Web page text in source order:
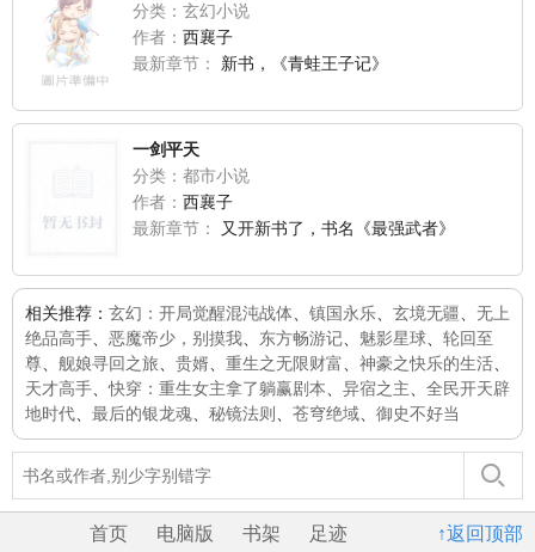
分类：玄幻小说
作者： 西襄子
最新章节：
新书，《青蛙王子记》
一剑平天
分类：都市小说
作者： 西襄子
最新章节：
又开新书了，书名《最强武者》
相关推荐： 玄幻：开局觉醒混沌战体 镇国永乐 玄境无疆
无上
绝品高手
恶魔帝少，别摸我 东方畅游记 魅影星球
轮回至
尊
舰娘寻回之旅 贵婿 重生之无限财富 神豪之快乐的生活
天才高手 、快穿：重生女主拿了躺赢剧本 异宿之主
全民开天辟
地时代
最后的银龙魂 秘镜法则 苍穹绝域 御史不好当
↑返回顶部
首页 电脑版 书架 足迹